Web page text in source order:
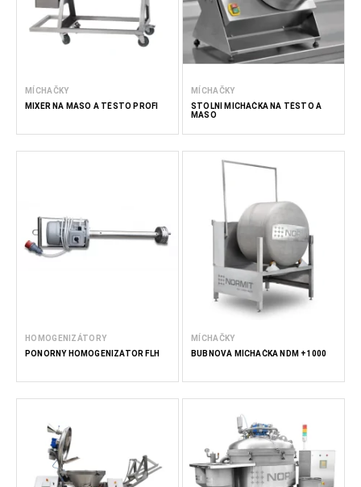
MÍCHAČKY
MIXÉR NA MASO A TĚSTO PROFI
MÍCHAČKY
STOLNÍ MÍCHAČKA NA TĚSTO A
MASO
HOMOGENIZÁTORY
PONORNÝ HOMOGENIZÁTOR FLH
MÍCHAČKY
BUBNOVÁ MÍCHAČKA NDM +1000